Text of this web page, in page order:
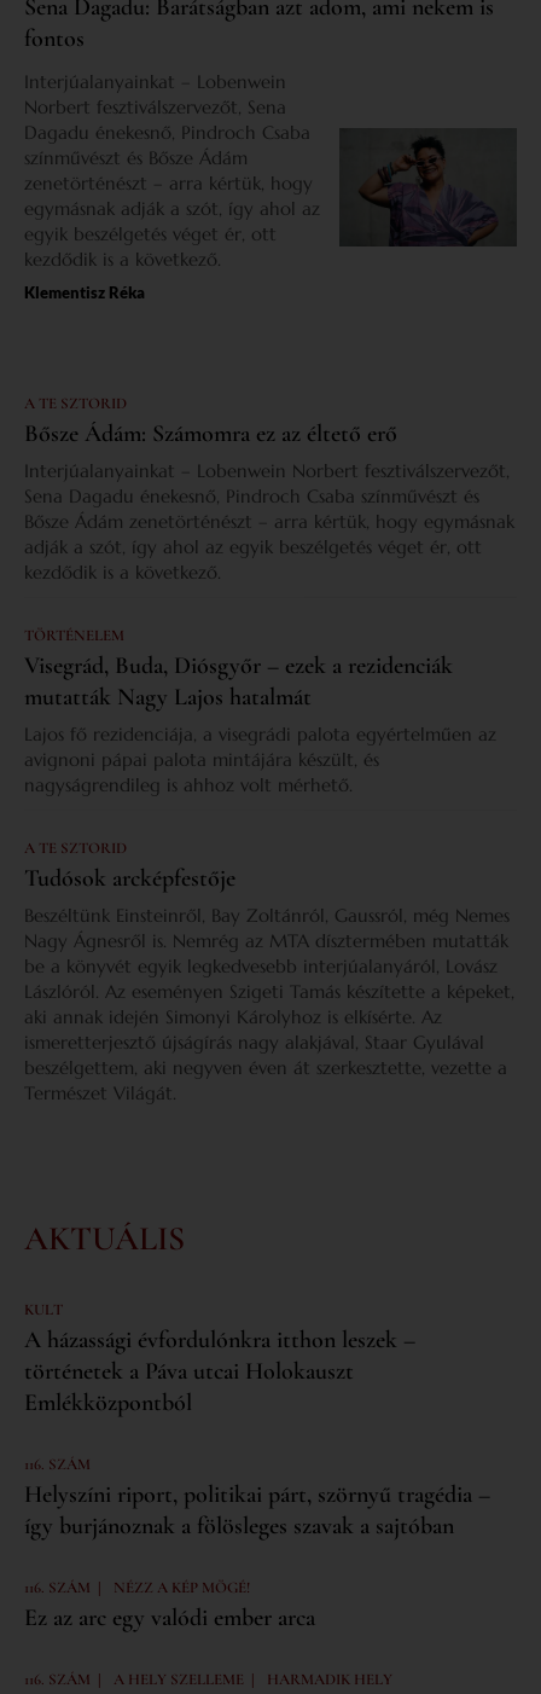
Sena Dagadu: Barátságban azt adom, ami nekem is
fontos
Interjúalanyainkat – Lobenwein
Norbert fesztiválszervezőt, Sena
Dagadu énekesnő, Pindroch Csaba
színművészt és Bősze Ádám
zenetörténészt – arra kértük, hogy
egymásnak adják a szót, így ahol az
egyik beszélgetés véget ér, ott
kezdődik is a következő.
Klementisz Réka
A TE SZTORID
Bősze Ádám: Számomra ez az éltető erő
Interjúalanyainkat – Lobenwein Norbert fesztiválszervezőt,
Sena Dagadu énekesnő, Pindroch Csaba színművészt és
Bősze Ádám zenetörténészt – arra kértük, hogy egymásnak
adják a szót, így ahol az egyik beszélgetés véget ér, ott
kezdődik is a következő.
TÖRTÉNELEM
Visegrád, Buda, Diósgyőr – ezek a rezidenciák
mutatták Nagy Lajos hatalmát
Lajos fő rezidenciája, a visegrádi palota egyértelműen az
avignoni pápai palota mintájára készült, és
nagyságrendileg is ahhoz volt mérhető.
A TE SZTORID
Tudósok arcképfestője
Beszéltünk Einsteinről, Bay Zoltánról, Gaussról, még Nemes
Nagy Ágnesről is. Nemrég az MTA dísztermében mutatták
be a könyvét egyik legkedvesebb interjúalanyáról, Lovász
Lászlóról. Az eseményen Szigeti Tamás készítette a képeket,
aki annak idején Simonyi Károlyhoz is elkísérte. Az
ismeretterjesztő újságírás nagy alakjával, Staar Gyulával
beszélgettem, aki negyven éven át szerkesztette, vezette a
Természet Világát.
AKTUÁLIS
KULT
A házassági évfordulónkra itthon leszek –
történetek a Páva utcai Holokauszt
Emlékközpontból
116. SZÁM
Helyszíni riport, politikai párt, szörnyű tragédia –
így burjánoznak a fölösleges szavak a sajtóban
116. SZÁM | NÉZZ A KÉP MÖGÉ!
Ez az arc egy valódi ember arca
116. SZÁM | A HELY SZELLEME | HARMADIK HELY